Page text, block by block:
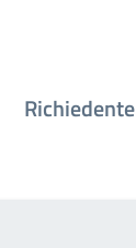
Richiedente